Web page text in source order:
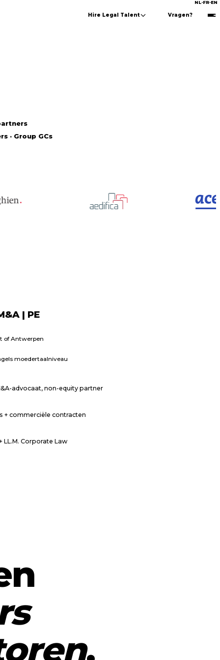
NL·FR·EN
Hire Legal Talent Vragen?
· Group GCs
| PE
of Antwerpen
moedertaalniveau
advocaat, non-equity partner
+ commerciële contracten
LL.M. Corporate Law
..